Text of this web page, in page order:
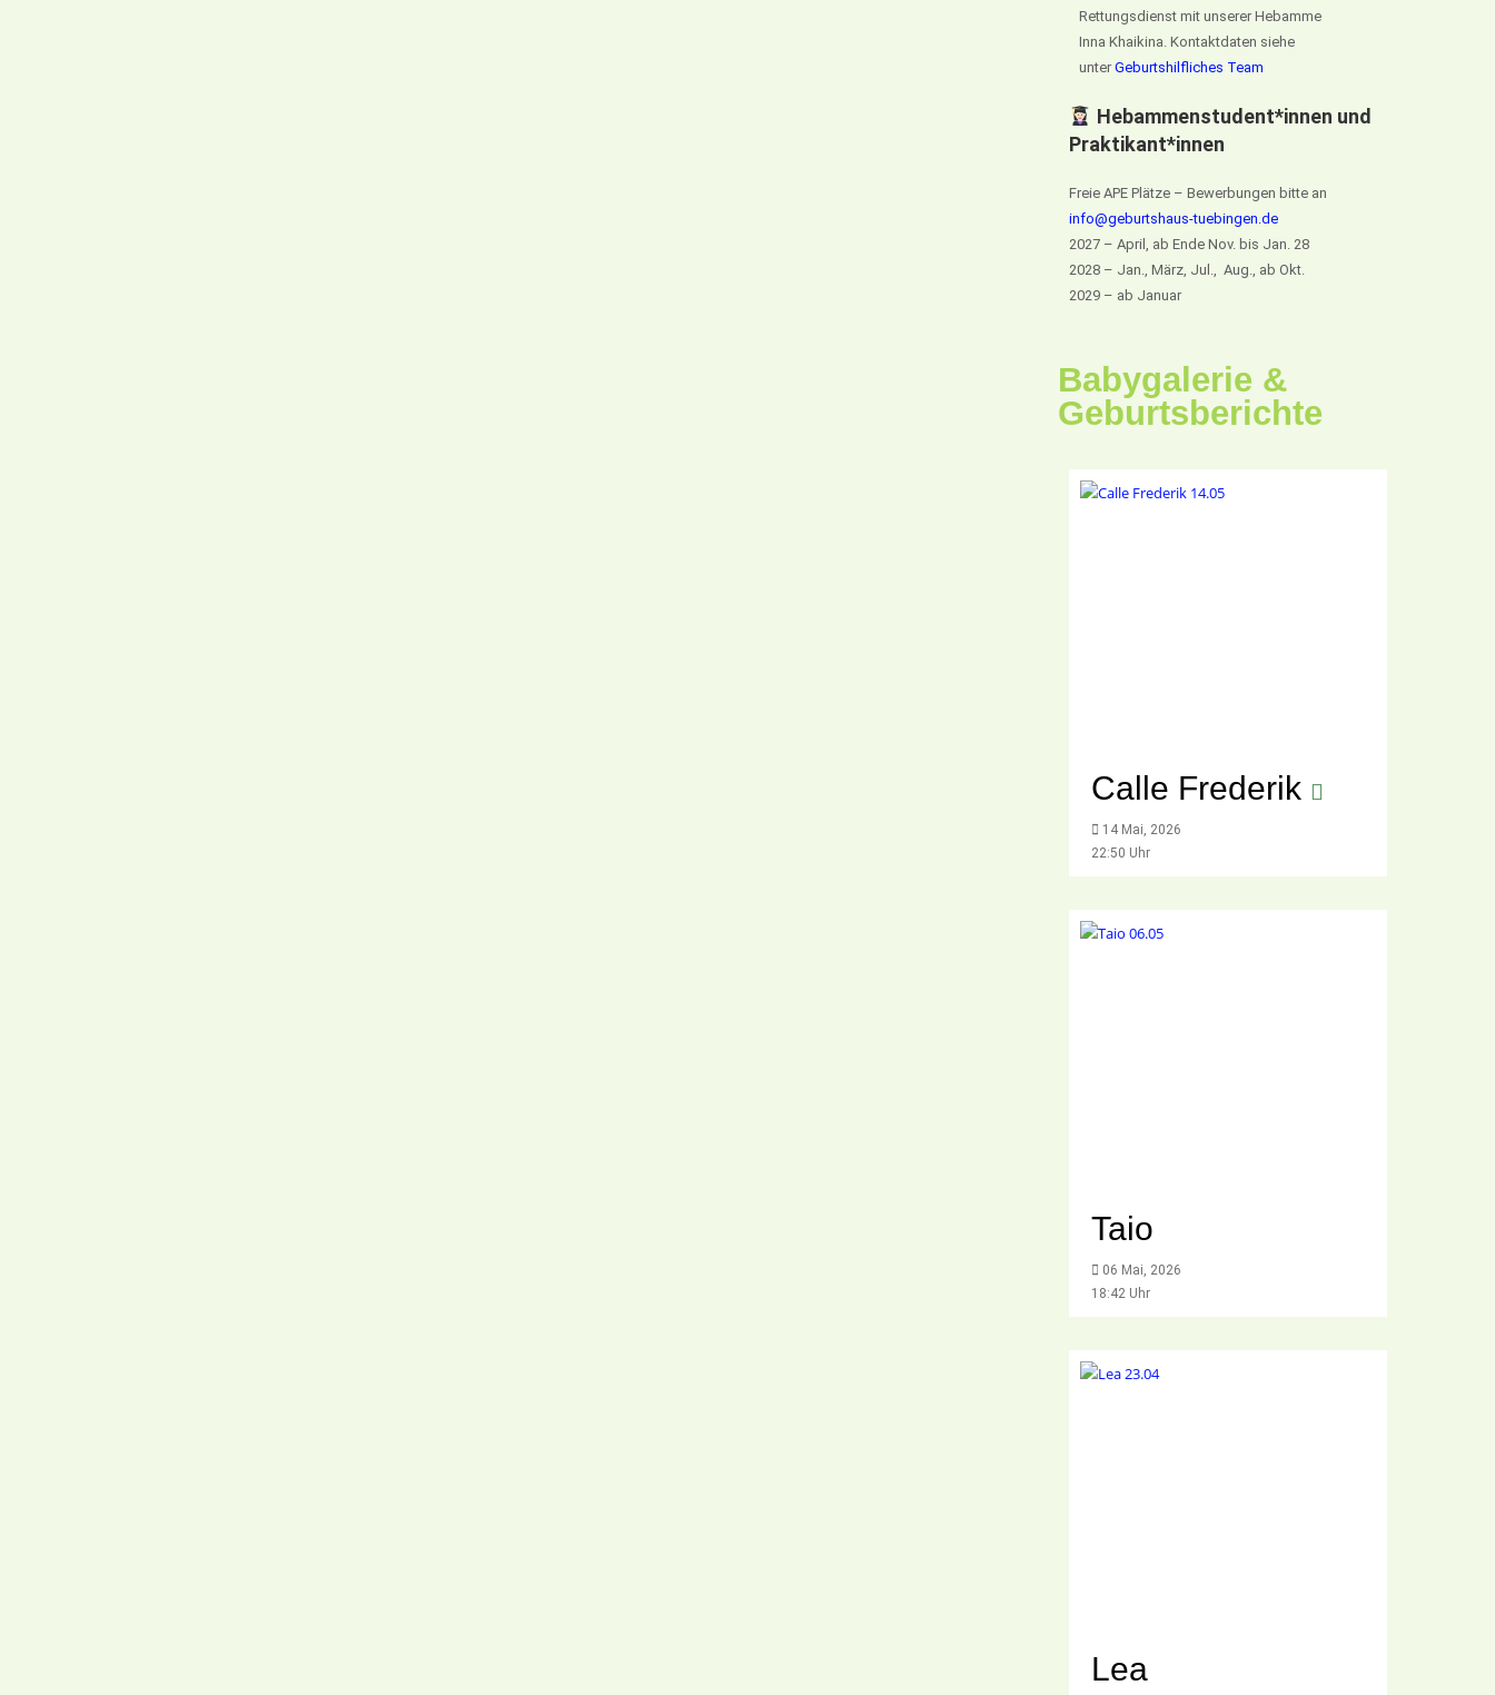
Rettungsdienst mit unserer Hebamme
Inna Khaikina. Kontaktdaten siehe
unter Geburtshilfliches Team
Hebammenstudent*innen und
Praktikant*innen
Freie APE Plätze – Bewerbungen bitte an
info@geburtshaus-tuebingen.de
2027 – April, ab Ende Nov. bis Jan. 28
2028 – Jan., März, Jul., Aug., ab Okt.
2029 – ab Januar
Babygalerie &
Geburtsberichte
Calle Frederik
14 Mai, 2026
22:50 Uhr
Taio
06 Mai, 2026
18:42 Uhr
Lea